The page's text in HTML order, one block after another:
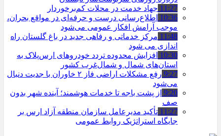
11:27 جهاد خدمت در محلات کم‌برخوردار
10:36 اطلاع‌رسانی درست و حرفه‌ای در مواقع بحران،
موجب آرامش افکار عمومی می‌شود
11:48 مرکز خدماتی و رفاهی جدید در باغ گلستان راه
اندازی می شود
10:30 افزایش محدوده تردد خودروهای ارس‌پلاک به
استان‌های شمال و شمال‌غرب کشور
9:27
رفع مشکلات اراضی فاز ۲ خاوران با جدیت دنبال
می‌شود
9:20 از پشت باجه تا خدمات هوشمند؛ آینده شهر بدون
صف
11:27 تأکید مدیرعامل سازمان منطقه آزاد ارس بر
جایگاه استراتژیک روابط عمومی